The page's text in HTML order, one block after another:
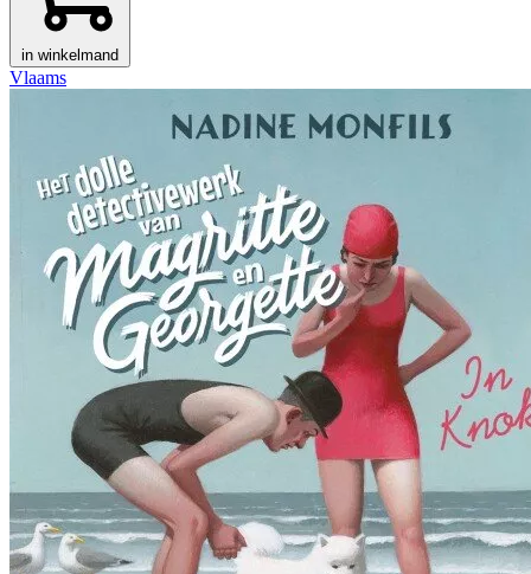
in winkelmand
Vlaams